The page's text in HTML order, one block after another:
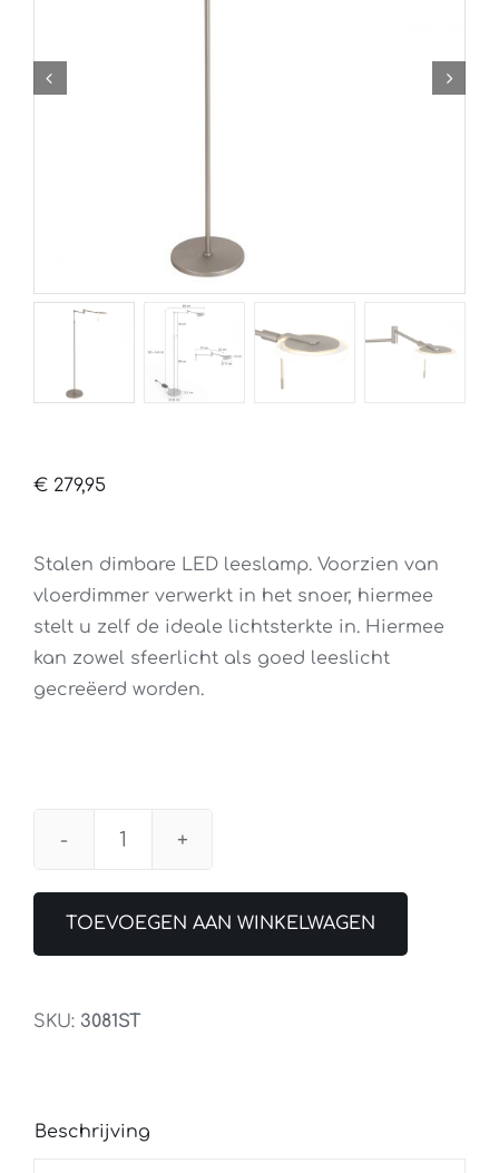
€ 279,95
Stalen dimbare LED leeslamp. Voorzien van
vloerdimmer verwerkt in het snoer, hiermee
stelt u zelf de ideale lichtsterkte in. Hiermee
kan zowel sfeerlicht als goed leeslicht
gecreëerd worden.
Vloerlamp
LED
TOEVOEGEN AAN WINKELWAGEN
SKU: 3081ST
Beschrijving